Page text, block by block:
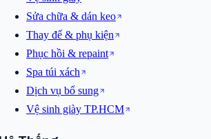
Sửa chữa & dán keo
Thay đế & phụ kiện
Phục hồi & repaint
Spa túi xách
Dịch vụ bổ sung
Vệ sinh giày TP.HCM